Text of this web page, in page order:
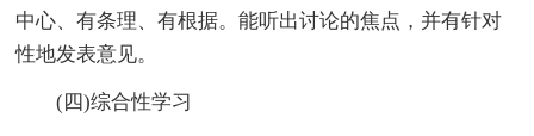
中心、有条理、有根据。能听出讨论的焦点，并有针对
性地发表意见。
(四)综合性学习